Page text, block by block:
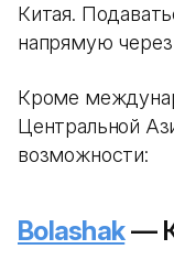
Китая.
напрямую
Кроме
Центральной
возможности:
Bolashak—